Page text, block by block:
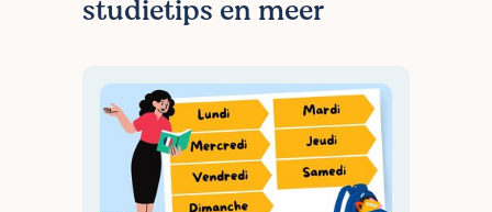
studietips en meer